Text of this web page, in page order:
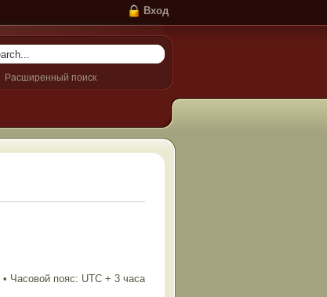
Вход
Расширенный поиск
• Часовой пояс: UTC + 3 часа